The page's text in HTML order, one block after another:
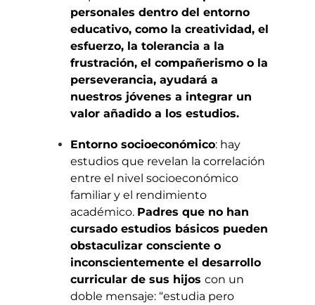
personales dentro del entorno
educativo, como la creatividad, el
esfuerzo, la tolerancia a la
frustración, el compañerismo o la
perseverancia, ayudará a
nuestros jóvenes a integrar un
valor añadido a los estudios.
Entorno socioeconómico: hay
estudios que revelan la correlación
entre el nivel socioeconómico
familiar y el rendimiento
académico. Padres que no han
cursado estudios básicos pueden
obstaculizar consciente o
inconscientemente el desarrollo
curricular de sus hijos con un
doble mensaje: “estudia pero